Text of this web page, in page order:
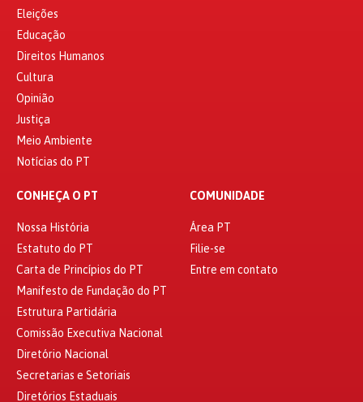
Eleições
Educação
Direitos Humanos
Cultura
Opinião
Justiça
Meio Ambiente
Notícias do PT
CONHEÇA O PT
Nossa História
Estatuto do PT
Carta de Princípios do PT
Manifesto de Fundação do PT
Estrutura Partidária
Comissão Executiva Nacional
Diretório Nacional
Secretarias e Setoriais
Diretórios Estaduais
COMUNIDADE
Área PT
Filie-se
Entre em contato